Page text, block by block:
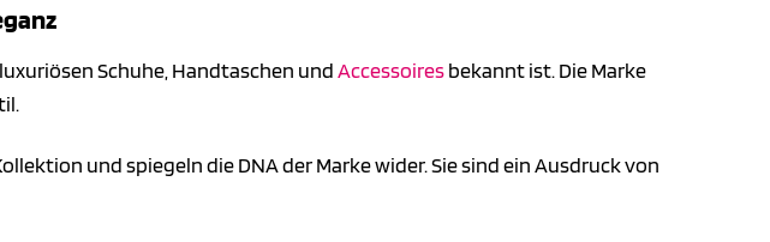
Schuhe, Handtaschen undAccessoiresbekannt ist. Die Marke
und spiegeln die DNA der Marke wider. Sie sind ein Ausdruck von